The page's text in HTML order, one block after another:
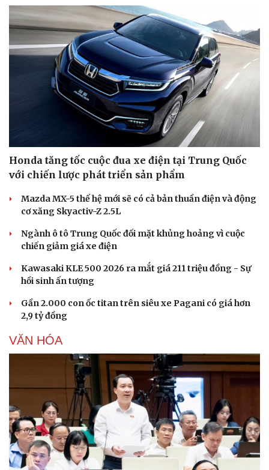
Văn hóa
Văn học
Âm nhạc
Sao Việt
Honda tăng tốc cuộc đua xe điện tại Trung Quốc
với chiến lược phát triển sản phẩm
Mazda MX-5 thế hệ mới sẽ có cả bản thuần điện và động
cơ xăng Skyactiv-Z 2.5L
Ngành ô tô Trung Quốc đối mặt khủng hoảng vì cuộc
chiến giảm giá xe điện
Kawasaki KLE 500 2026 ra mắt giá 211 triệu đồng - Sự
hồi sinh ấn tượng
Gần 2.000 con ốc titan trên siêu xe Pagani có giá hơn
2,9 tỷ đồng
VĂN HÓA